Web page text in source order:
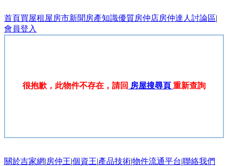
首頁買屋租屋房市新聞 房產知識優質房仲店房仲達人 討論區|
會員登入
很抱歉，此物件不存在，請回 房屋搜尋頁 重新查詢
關於吉家網|房仲王|個資王|產品技術|物件流通平台|聯絡我們